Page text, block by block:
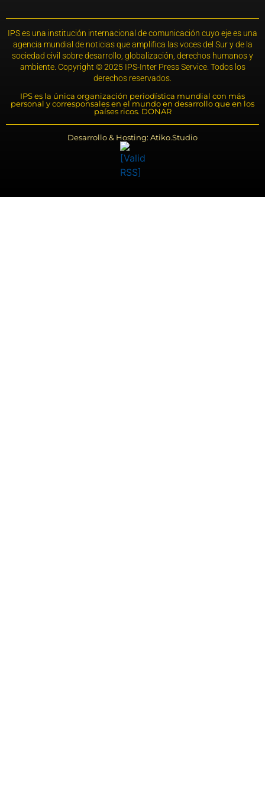
IPS es una institución internacional de comunicación cuyo eje es una
agencia mundial de noticias que amplifica las voces del Sur y de la
sociedad civil sobre desarrollo, globalización, derechos humanos y
ambiente. Copyright © 2025 IPS-Inter Press Service. Todos los
derechos reservados.
IPS es la única organización periodística mundial con más
personal y corresponsales en el mundo en desarrollo que en los
países ricos. DONAR
Desarrollo & Hosting: Atiko.Studio